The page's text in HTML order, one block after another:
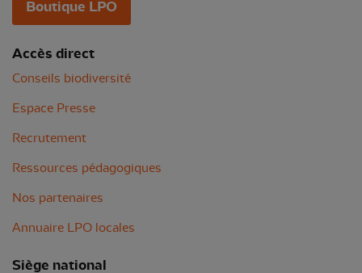
Boutique LPO
Accès direct
Conseils biodiversité
Espace Presse
Recrutement
Ressources pédagogiques
Nos partenaires
Annuaire LPO locales
Siège national